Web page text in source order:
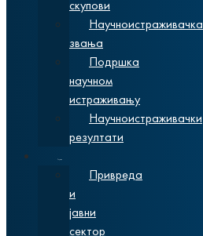
скупови
Научноистраживачка
звања
Подршка
научном
истраживању
Научноистраживачки
резултати
Привреда
и
јавни
сектор